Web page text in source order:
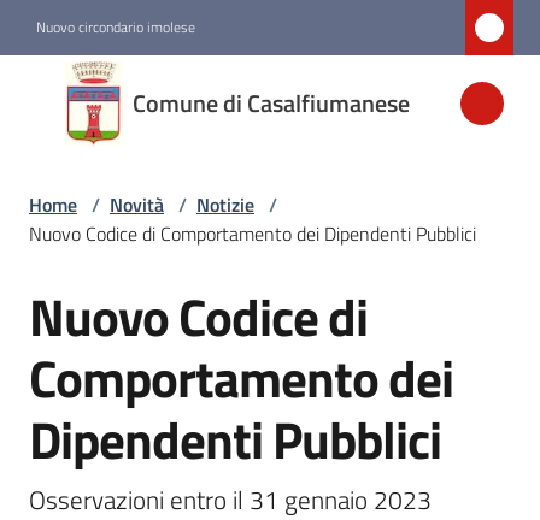
Nuovo circondario imolese
Comune di Casalfiumanese
Comune di
Casalfiumanese
Amministrazione
Menu selezionato
Servizi
Vivere
Casalfiumanese
Home / Novità / Notizie /
Nuovo Codice di Comportamento dei Dipendenti Pubblici
Salta al contenuto
Nuovo Codice di
Comportamento dei
Dipendenti Pubblici
Osservazioni entro il 31 gennaio 2023